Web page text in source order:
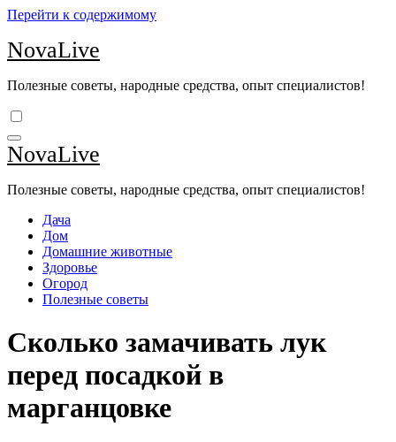
Перейти к содержимому
NovaLive
Полезные советы, народные средства, опыт специалистов!
NovaLive
Полезные советы, народные средства, опыт специалистов!
Дача
Дом
Домашние животные
Здоровье
Огород
Полезные советы
Сколько замачивать лук
перед посадкой в
марганцовке